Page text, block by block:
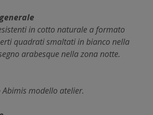
in cotto naturale a formato
quadrati smaltati in bianco nella
arabesque nella zona notte.
modello atelier.